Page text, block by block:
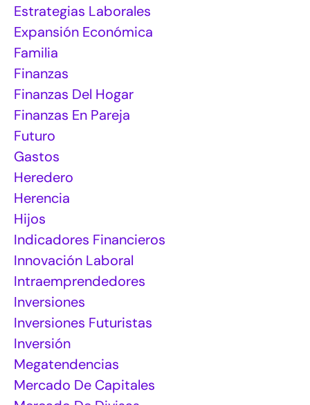
Estrategias Laborales
Expansión Económica
Familia
Finanzas
Finanzas Del Hogar
Finanzas En Pareja
Futuro
Gastos
Heredero
Herencia
Hijos
Indicadores Financieros
Innovación Laboral
Intraemprendedores
Inversiones
Inversiones Futuristas
Inversión
Megatendencias
Mercado De Capitales